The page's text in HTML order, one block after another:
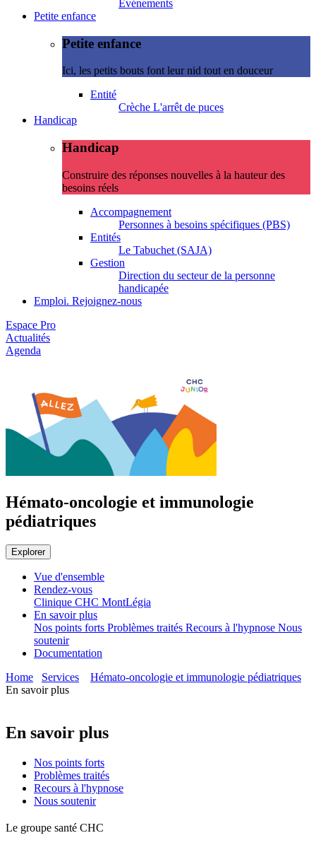
Evénements
Petite enfance
Petite enfance
Ici, les petits bouts font leur nid tout en douceur
Entité
Crèche L'arrêt de puces
Handicap
Handicap
Construire des réponses nouvelles à la hauteur des
besoins réels
Accompagnement
Personnes à besoins spécifiques (PBS)
Entités
Le Tabuchet (SAJA)
Gestion
Direction du secteur de la personne
handicapée
Emploi. Rejoignez-nous
Espace Pro
Actualités
Agenda
Hémato-oncologie et immunologie
pédiatriques
Explorer
Vue d'ensemble
Rendez-vous
Clinique CHC MontLégia
En savoir plus
Nos points forts Problèmes traités Recours à l'hypnose Nous
soutenir
Documentation
Home
Services
Hémato-oncologie et immunologie pédiatriques
En savoir plus
En savoir plus
Nos points forts
Problèmes traités
Recours à l'hypnose
Nous soutenir
Le groupe santé CHC